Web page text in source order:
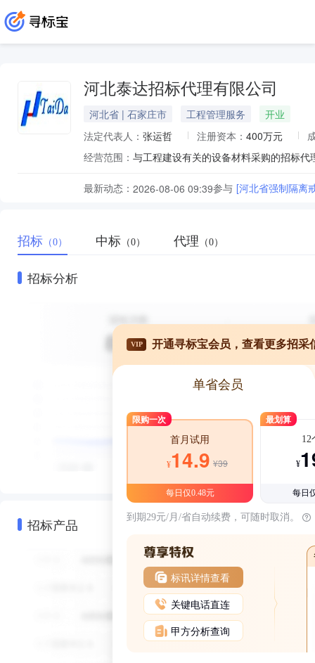
河北泰达招标代理有限公司
河北省 | 石家庄市 工程管理服务
开业
法定代表人： 张运哲 注册资本： 400万元
经营范围：
最新动态： 2026-08-06 09:39参与 [河北省强制隔离
招标 （0） 中标 （0） 代理 （0）
招标分析
招标产品
VIP 开通寻标宝会员，查看更多招采
单省会员
限购一次
首月试用
¥14.9 ¥39
每日仅0.48元
最划算
12
¥
每日
到期29元/月/省自动续费，可随时取消。
标讯详情查看
关键电话直连
甲方分析查询